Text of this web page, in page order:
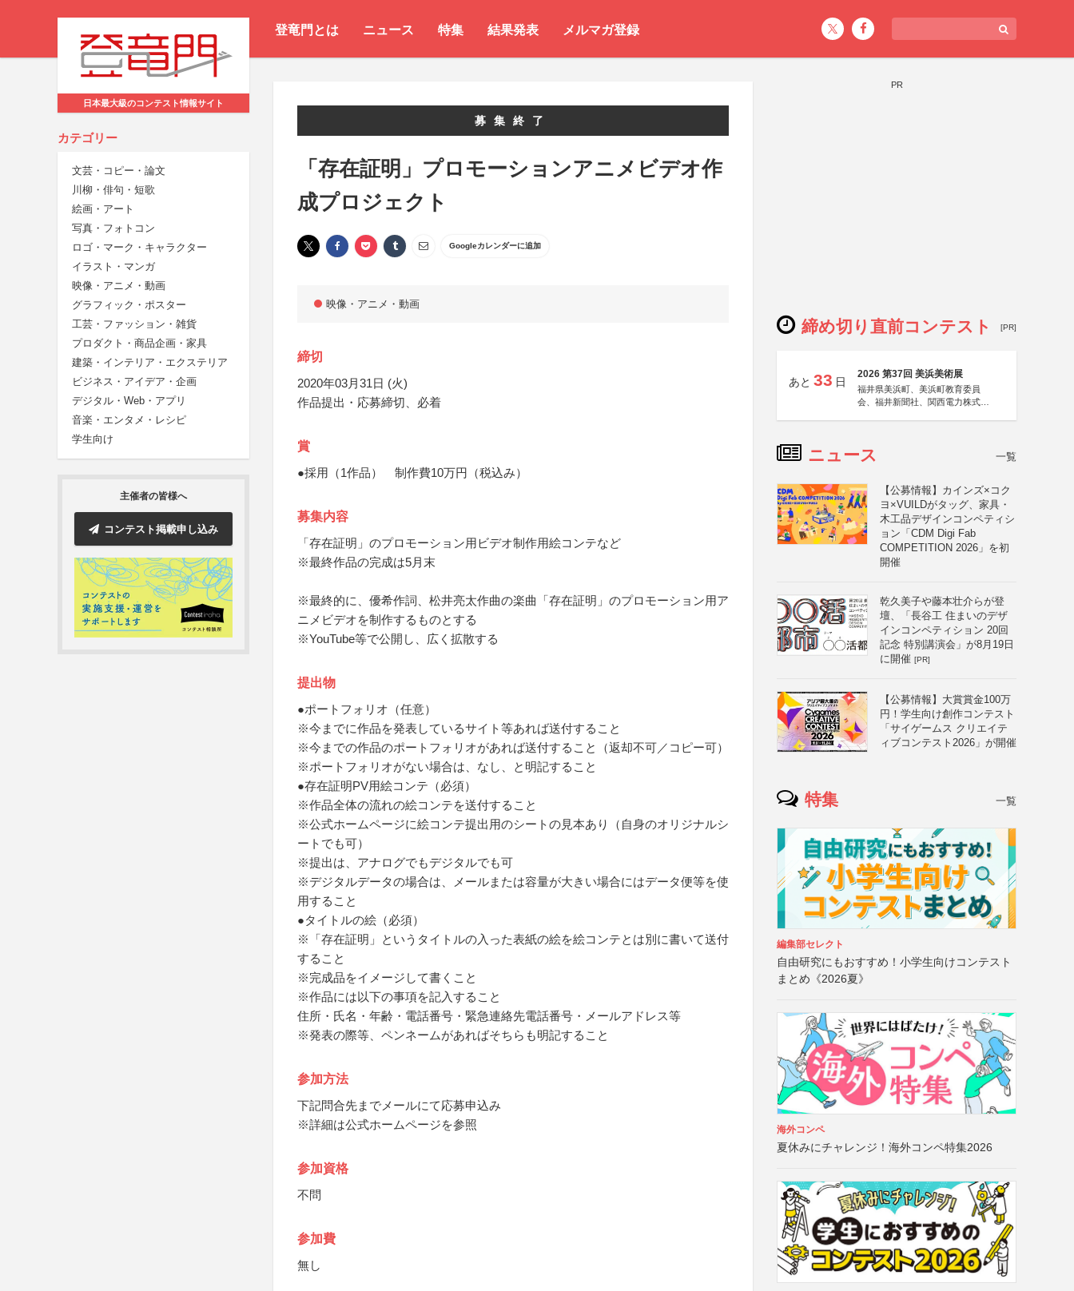
登竜門とは ニュース 特集 結果発表 メルマガ登録
日本最大級のコンテスト情報サイト
カテゴリー
文芸・コピー・論文
川柳・俳句・短歌
絵画・アート
写真・フォトコン
ロゴ・マーク・キャラクター
イラスト・マンガ
映像・アニメ・動画
グラフィック・ポスター
工芸・ファッション・雑貨
プロダクト・商品企画・家具
建築・インテリア・エクステリア
ビジネス・アイデア・企画
デジタル・Web・アプリ
音楽・エンタメ・レシピ
学生向け
主催者の皆様へ
コンテスト掲載申し込み
募集終了
「存在証明」プロモーションアニメビデオ作
成プロジェクト
Googleカレンダーに追加
映像・アニメ・動画
締切
2020年03月31日 (火)
作品提出・応募締切、必着
賞
●採用（1作品） 制作費10万円（税込み）
募集内容
「存在証明」のプロモーション用ビデオ制作用絵コンテなど
※最終作品の完成は5月末
※最終的に、優希作詞、松井亮太作曲の楽曲「存在証明」のプロモーション用ア
ニメビデオを制作するものとする
※YouTube等で公開し、広く拡散する
提出物
●ポートフォリオ（任意）
※今までに作品を発表しているサイト等あれば送付すること
※今までの作品のポートフォリオがあれば送付すること（返却不可／コピー可）
※ポートフォリオがない場合は、なし、と明記すること
●存在証明PV用絵コンテ（必須）
※作品全体の流れの絵コンテを送付すること
※公式ホームページに絵コンテ提出用のシートの見本あり（自身のオリジナルシ
ートでも可）
※提出は、アナログでもデジタルでも可
※デジタルデータの場合は、メールまたは容量が大きい場合にはデータ便等を使
用すること
●タイトルの絵（必須）
※「存在証明」というタイトルの入った表紙の絵を絵コンテとは別に書いて送付
すること
※完成品をイメージして書くこと
※作品には以下の事項を記入すること
住所・氏名・年齢・電話番号・緊急連絡先電話番号・メールアドレス等
※発表の際等、ペンネームがあればそちらも明記すること
参加方法
下記問合先までメールにて応募申込み
※詳細は公式ホームページを参照
参加資格
不問
参加費
無し
PR
締め切り直前コンテスト [PR]
あと 33 日
2026 第37回 美浜美術展
福井県美浜町、美浜町教育委員
会、福井新聞社、関西電力株式会
ニュース 一覧
【公募情報】カインズ×コク
ヨ×VUILDがタッグ、家具・
木工品デザインコンペティシ
ョン「CDM Digi Fab
COMPETITION 2026」を初
開催
乾久美子や藤本壮介らが登
壇、「長谷工 住まいのデザ
インコンペティション 20回
記念 特別講演会」が8月19日
に開催 [PR]
【公募情報】大賞賞金100万
円！学生向け創作コンテスト
「サイゲームス クリエイテ
ィブコンテスト2026」が開催
特集 一覧
編集部セレクト
自由研究にもおすすめ！小学生向けコンテスト
まとめ《2026夏》
海外コンペ
夏休みにチャレンジ！海外コンペ特集2026